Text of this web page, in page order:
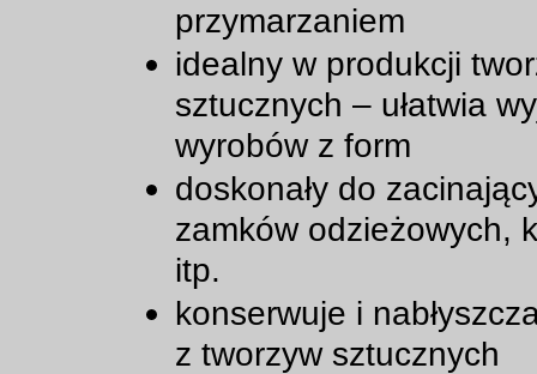
przymarzaniem
idealny w produkcji
sztucznych – ułatwia
wyrobów z form
doskonały do
zamków odzieżowych,
itp.
konserwuje i
z tworzyw sztucznych